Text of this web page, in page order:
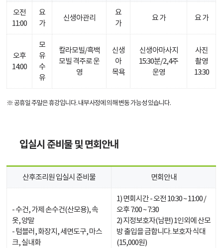
오전
11:00
요
가
신생아관리
요
가
요 가 요 가
오후
14:00
모
유
수
유
칼라모빌/흑백
모빌 격주로 운
영
신생
아
목욕
신생아마사지
15:30분/2,4주
운영
사진
촬영
13:30
※ 공휴일 주말은 휴강입니다. 내부사정에 의해 변동 가능성 있습니다.
입실시 준비물 및 면회안내
산후조리원 입실시 준비물 면회안내
- 수건, 가제 손수건(산모용), 속
옷, 양말
- 텀블러, 화장지, 세면도구, 마스
크, 실내화
1) 면회시간 - 오전 10:30 ~ 11:00 /
오후 7:00 ~ 7:30
2) 지정보호자(남편) 1인외에 산모
방 출입을 금합니다. 보호자 식대
(15,000원)